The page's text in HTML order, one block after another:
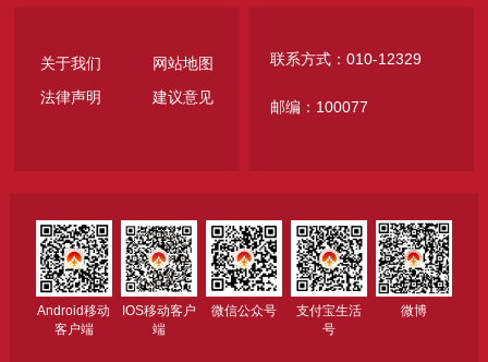
关于我们
网站地图
法律声明
建议意见
联系方式：010-12329
邮编：100077
Android移动
客户端
IOS移动客户
端
微信公众号
支付宝生活
号
微博